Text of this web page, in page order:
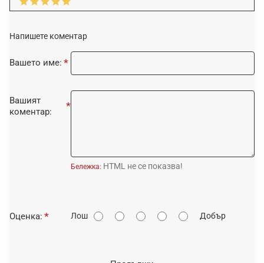
Напишете коментар
Вашето име:
Вашият
коментар:
Бележка: HTML не се показва!
О
Оценка: Лош Добър